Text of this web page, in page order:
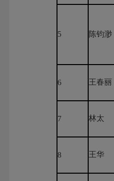
5 陈钧渺
6 王春丽
7 林太
8 王华